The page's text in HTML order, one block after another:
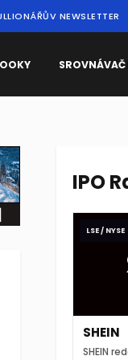
NEWSLETTER
SROVNÁVAČ
IPO
LSE / NYSE
SHEIN
SHEIN